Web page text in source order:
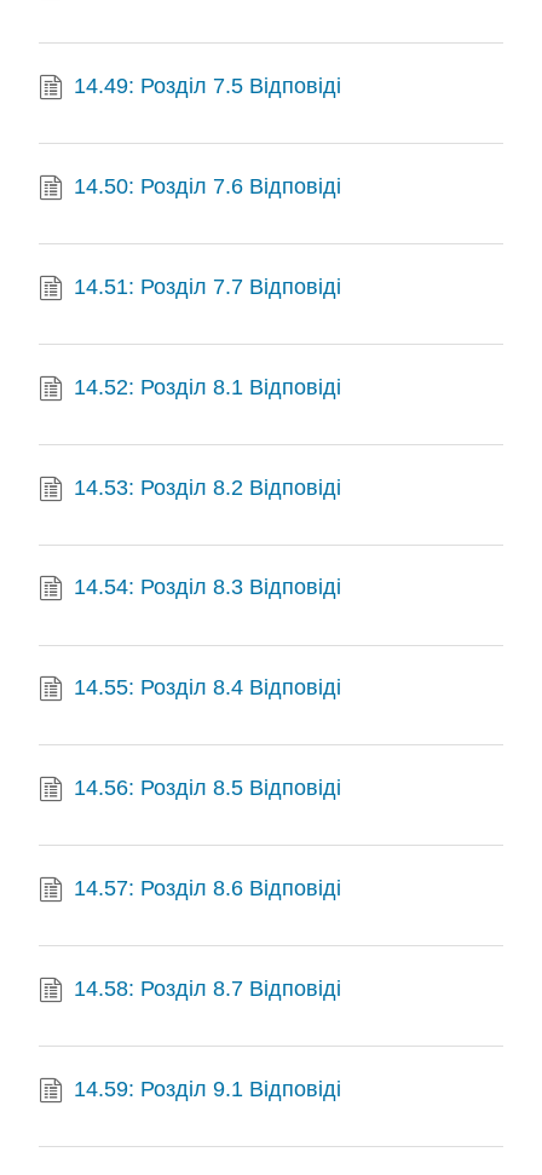
14.49: Розділ 7.5 Відповіді
14.50: Розділ 7.6 Відповіді
14.51: Розділ 7.7 Відповіді
14.52: Розділ 8.1 Відповіді
14.53: Розділ 8.2 Відповіді
14.54: Розділ 8.3 Відповіді
14.55: Розділ 8.4 Відповіді
14.56: Розділ 8.5 Відповіді
14.57: Розділ 8.6 Відповіді
14.58: Розділ 8.7 Відповіді
14.59: Розділ 9.1 Відповіді